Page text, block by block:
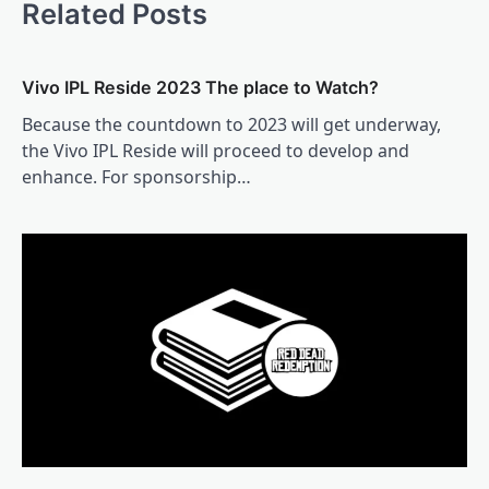
Related Posts
Vivo IPL Reside 2023 The place to Watch?
Because the countdown to 2023 will get underway,
the Vivo IPL Reside will proceed to develop and
enhance. For sponsorship…